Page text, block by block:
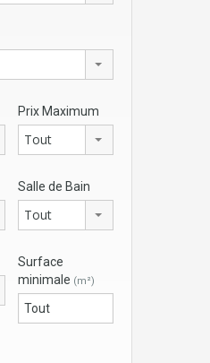
Prix Maximum
Tout
Salle de Bain
Tout
Surface
minimale (m²)